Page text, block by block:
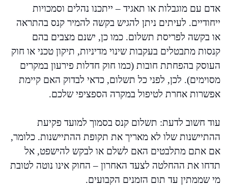
אדם עם מוגבלות או תאגיד – ייתכנו נהלים וסמכויות
ייחודיים. לעיתים ניתן להגיש בקשה להמיר קנס בהתראה
או בקשה לפריסת תשלום. כמו כן, ישנם מצבים בהם
קנסות מתבטלים בעקבות שינוי מדיניות, תיקון טכני או חוק
העוסק בהפחתת חובות (כמו חוק חדלות פירעון במקרים
מסוימים). לכן, לפני כל תשלום, כדאי לבדוק האם קיימת
אפשרות אחרת לטיפול במקרה הספציפי שלכם.
עוד חשוב לדעת: תשלום קנס בסמוך למועד פקיעת
ההתיישנות שלו לא מאריך את תקופת ההתיישנות. כלומר,
אם אתם מתלבטים האם לשלם או לבקש להישפט, אל
תדחו את ההחלטה לצעד האחרון – החוק אינו נוטה לטובת
מי שממתין עד תום הזמנים הקבועים.